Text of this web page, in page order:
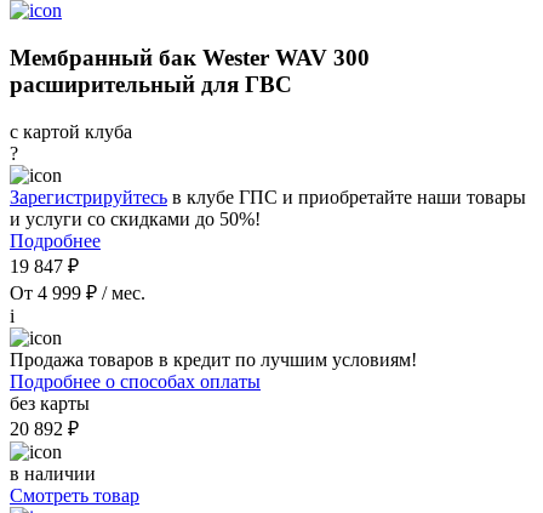
Мембранный бак Wester WAV 300
расширительный для ГВС
с картой клуба
?
Зарегистрируйтесь в клубе ГПС и приобретайте наши товары
и услуги со скидками до 50%!
Подробнее
19 847 ₽
От 4 999 ₽ / мес.
i
Продажа товаров в кредит по лучшим условиям!
Подробнее о способах оплаты
без карты
20 892 ₽
в наличии
Смотреть товар